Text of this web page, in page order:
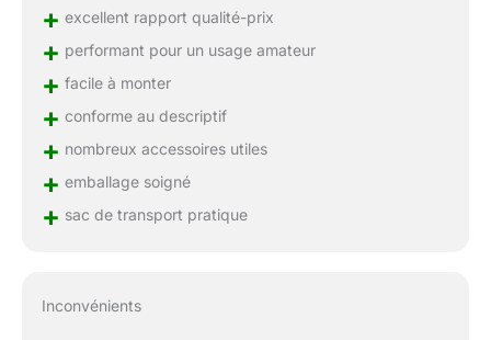
+ excellent rapport qualité-prix
+ performant pour un usage amateur
+ facile à monter
+ conforme au descriptif
+ nombreux accessoires utiles
+ emballage soigné
+ sac de transport pratique
Inconvénients